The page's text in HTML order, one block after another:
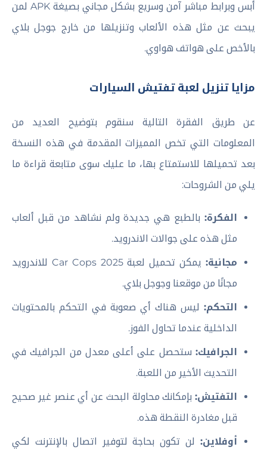
أبس وبرابط مباشر آمن وسريع بشكل مجاني بصيغة APK لمن
يبحث عن مثل هذه الألعاب وتنزيلها من خارج جوجل بلاي
بالأخص على هواتف هواوي.
مزايا تنزيل لعبة تفتيش السيارات
عن طريق الفقرة التالية سنقوم بتوضيح العديد من
المعلومات التي تخص المميزات المقدمة في هذه النسخة
بعد تحميلها للاستمتاع بها، ما عليك سوى متابعة قراءة ما
يلي من الشروحات:
الفكرة: بالطبع هي جديدة ولم نشاهد من قبل ألعاب
مثل هذه على جوالات الاندرويد.
مجانية:
يمكن تحميل لعبة Car Cops 2025 للاندرويد
مجانًا من موقعنا وجوجل بلاي.
التحكم: ليس هناك أي صعوبة في التحكم بالمحتويات
الداخلية عندما تحاول الفوز.
الجرافيك: ستحصل على أعلى معدل من الجرافيك في
التحديث الأخير من اللعبة.
التفتيش: بإمكانك محاولة البحث عن أي عنصر غير صحيح
قبل مغادرة النقطة هذه.
أوفلاين: لن تكون بحاجة لتوفير اتصال بالإنترنت لكي